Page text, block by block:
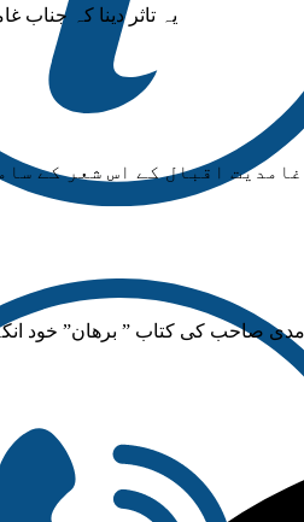
یہ تاثر دینا کہ
اقبال کے اس شعر کے
صاحب کی کتاب ” برھان” خود